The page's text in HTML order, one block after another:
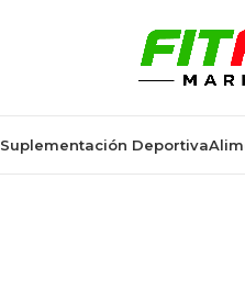
Suplementación Deportiva